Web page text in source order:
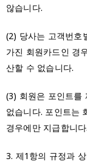
않습니다.
(2) 당사는 고객번호
가진 회원카드인 경
산할 수 없습니다.
(3) 회원은 포인트를
없습니다. 포인트는
경우에만 지급합니다.
3. 제1항의 규정과